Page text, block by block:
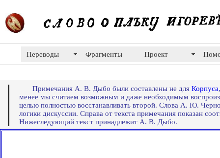
Переводы Фрагменты Проект
Примечания А. В. Дыбо были составлены не для Корпуса
менее мы считаем возможным и даже необходимым
целью полностью восстанавливать второй. Слова А. Ю.
логики дискуссии. Справа от текста примечания показан
Нижеследующий текст принадлежит А. В. Дыбо.